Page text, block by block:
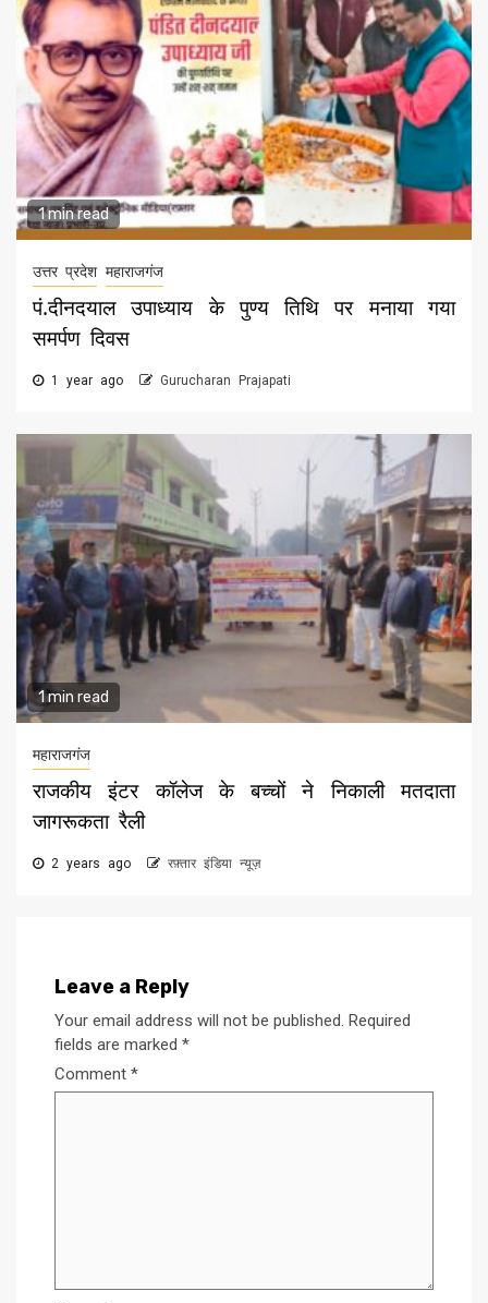
1 min read
उत्तर प्रदेश महाराजगंज
पं.दीनदयाल उपाध्याय के पुण्य तिथि पर मनाया गया
समर्पण दिवस
1 year ago Gurucharan Prajapati
1 min read
महाराजगंज
राजकीय इंटर कॉलेज के बच्चों ने निकाली मतदाता
जागरूकता रैली
2 years ago रफ़्तार इंडिया न्यूज़
Leave a Reply
Your email address will not be published. Required
fields are marked *
Comment *